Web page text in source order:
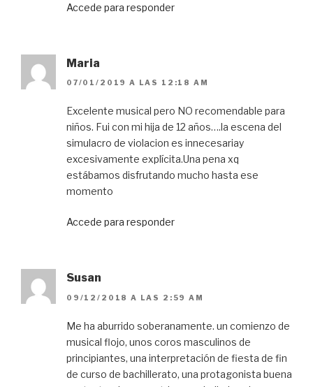
Accede para responder
Maria
07/01/2019 A LAS 12:18 AM
Excelente musical pero NO recomendable para
niños. Fui con mi hija de 12 años….la escena del
simulacro de violacion es innecesariay
excesivamente explícita.Una pena xq
estábamos disfrutando mucho hasta ese
momento
Accede para responder
Susan
09/12/2018 A LAS 2:59 AM
Me ha aburrido soberanamente. un comienzo de
musical flojo, unos coros masculinos de
principiantes, una interpretación de fiesta de fin
de curso de bachillerato, una protagonista buena